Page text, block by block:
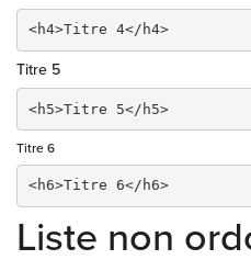
<h4>Titre 4</h4>
Titre 5
<h5>Titre 5</h5>
Titre 6
<h6>Titre 6</h6>
Liste non